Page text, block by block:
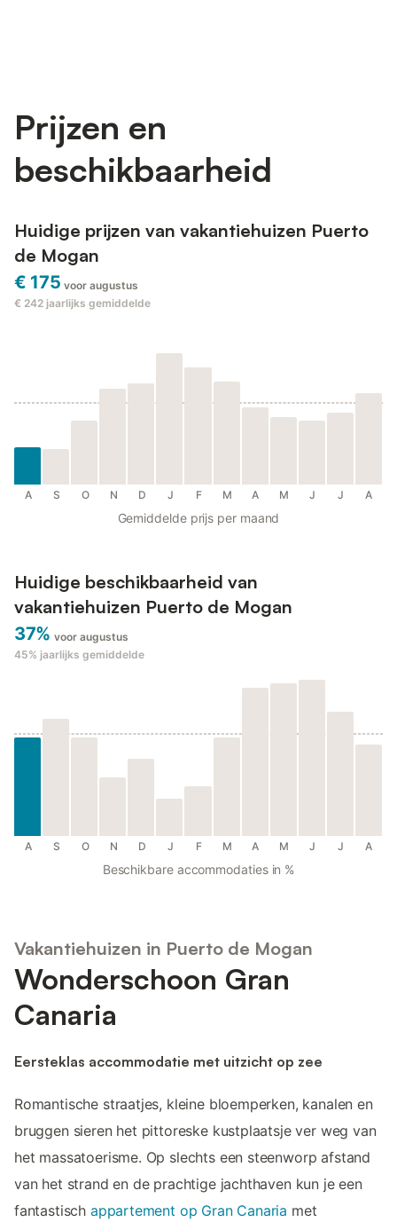
Prijzen en
beschikbaarheid
Huidige prijzen van vakantiehuizen Puerto
de Mogan
€ 175 voor augustus
€ 242 jaarlijks gemiddelde
A S O N D J F M A M J J A
Gemiddelde prijs per maand
Huidige beschikbaarheid van
vakantiehuizen Puerto de Mogan
37% voor augustus
45% jaarlijks gemiddelde
A S O N D J F M A M J J A
Beschikbare accommodaties in %
Vakantiehuizen in Puerto de Mogan
Wonderschoon Gran
Canaria
Eersteklas accommodatie met uitzicht op zee
Romantische straatjes, kleine bloemperken, kanalen en
bruggen sieren het pittoreske kustplaatsje ver weg van
het massatoerisme. Op slechts een steenworp afstand
van het strand en de prachtige jachthaven kun je een
fantastisch appartement op Gran Canaria met